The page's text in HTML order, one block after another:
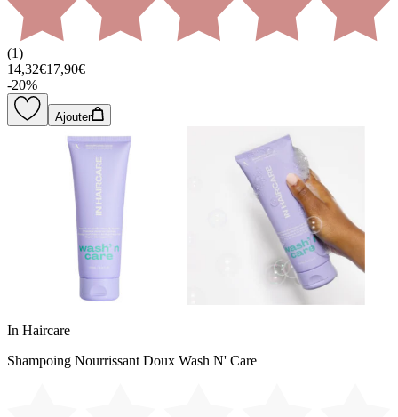
(1)
14,32€17,90€
-20%
Ajouter
In Haircare
Shampoing Nourrissant Doux Wash N' Care